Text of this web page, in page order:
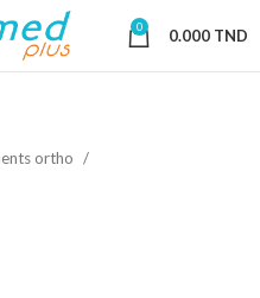
0 0.000 TND
ortho